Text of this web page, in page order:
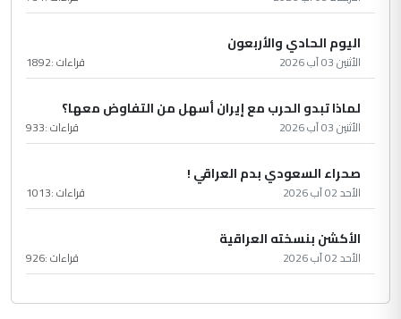
اليوم الحادي والأربعون
الأثنين 03 آب 2026 قراءات :1892
لماذا تبدو الحرب مع إيران أسهل من التفاوض معها؟
الأثنين 03 آب 2026 قراءات :933
صحراء السعودي بدم العراقي !
الأحد 02 آب 2026 قراءات :1013
الأكشن بنسخته العراقية
الأحد 02 آب 2026 قراءات :926